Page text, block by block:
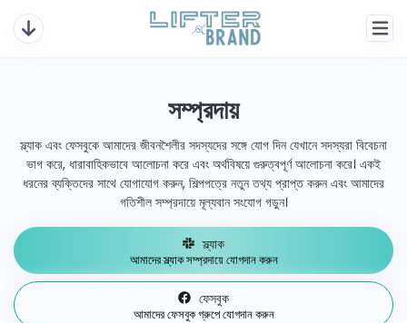
সম্প্রদায়
স্ল্যাক এবং ফেসবুকে আমাদের জীবনশৈলীর সদস্যদের সঙ্গে যোগ দিন যেখানে সদস্যরা বিবেচনা
ভাগ করে, ধারাবাহিকভাবে আলোচনা করে এবং অর্থবিষয়ে গুরুত্বপূর্ণ আলোচনা করে। একই
ধরনের ব্যক্তিদের সাথে যোগাযোগ করুন, শিল্পপত্রে নতুন তথ্য প্রাপ্ত করুন এবং আমাদের
গতিশীল সম্প্রদায়ে মূল্যবান সংযোগ গড়ুন।
স্ল্যাক
আমাদের স্ল্যাক সম্প্রদায়ে যোগদান করুন
ফেসবুক
আমাদের ফেসবুক গ্রুপে যোগদান করুন